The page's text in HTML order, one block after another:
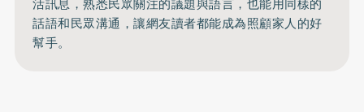
活訊息，熟悉民眾關注的議題與語言， 也能用同樣的
話語和民眾溝通，讓網友讀者都能成為照顧家人的好
幫手。